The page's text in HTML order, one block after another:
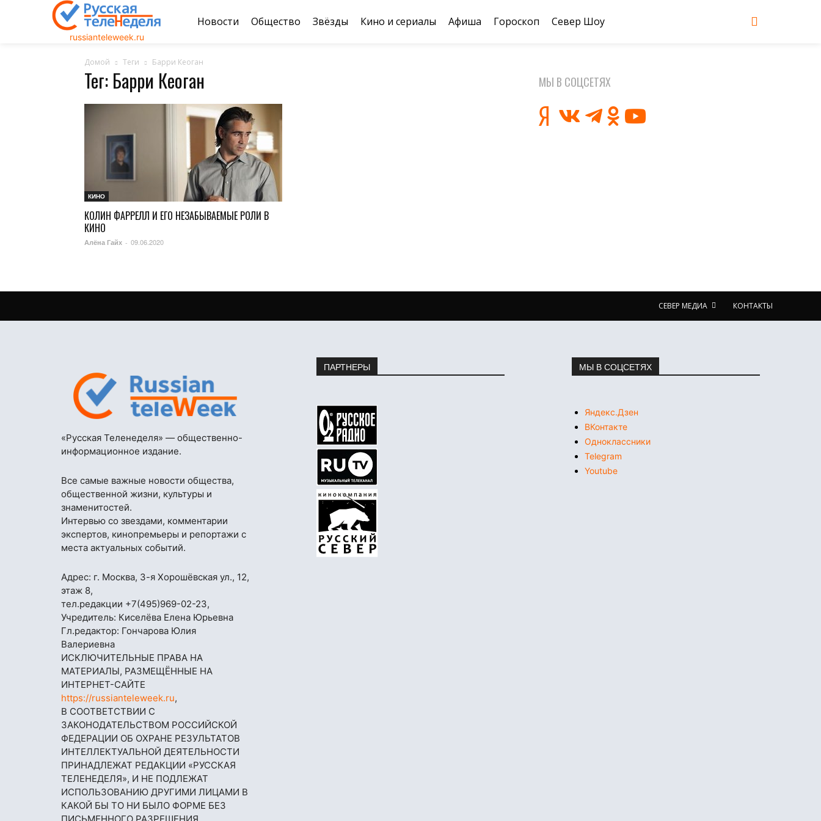
russianteleweek.ru
Новости Общество Звёзды Кино и сериалы Афиша Гороскоп Север Шоу
Домой Теги Барри Кеоган
Тег: Барри Кеоган
КИНО
КОЛИН ФАРРЕЛЛ И ЕГО НЕЗАБЫВАЕМЫЕ РОЛИ В
КИНО
Алёна Гайх - 09.06.2020
МЫ В СОЦСЕТЯХ
СЕВЕР МЕДИА КОНТАКТЫ
«Русская Теленеделя» — общественно-
информационное издание.
Все самые важные новости общества,
общественной жизни, культуры и
знаменитостей.
Интервью со звездами, комментарии
экспертов, кинопремьеры и репортажи с
места актуальных событий.
Адрес: г. Москва, 3-я Хорошёвская ул., 12,
этаж 8,
тел.редакции +7(495)969-02-23,
Учредитель: Киселёва Елена Юрьевна
Гл.редактор: Гончарова Юлия
Валериевна
ИСКЛЮЧИТЕЛЬНЫЕ ПРАВА НА
МАТЕРИАЛЫ, РАЗМЕЩЁННЫЕ НА
ИНТЕРНЕТ-САЙТЕ
https://russianteleweek.ru,
В СООТВЕТСТВИИ С
ЗАКОНОДАТЕЛЬСТВОМ РОССИЙСКОЙ
ФЕДЕРАЦИИ ОБ ОХРАНЕ РЕЗУЛЬТАТОВ
ИНТЕЛЛЕКТУАЛЬНОЙ ДЕЯТЕЛЬНОСТИ
ПРИНАДЛЕЖАТ РЕДАКЦИИ «РУССКАЯ
ТЕЛЕНЕДЕЛЯ», И НЕ ПОДЛЕЖАТ
ИСПОЛЬЗОВАНИЮ ДРУГИМИ ЛИЦАМИ В
КАКОЙ БЫ ТО НИ БЫЛО ФОРМЕ БЕЗ
ПАРТНЕРЫ МЫ В СОЦСЕТЯХ
Яндекс.Дзен
ВКонтакте
Одноклассники
Telegram
Youtube